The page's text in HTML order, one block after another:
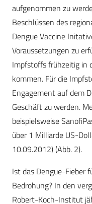
aufgenommen zu
Beschlüssen des
Dengue Vaccine
Voraussetzungen zu
Impfstoffs frühzeitig in
kommen. Für die
Engagement auf dem
Geschäft zu werden.
beispielsweise
über 1 Milliarde US-
10.09.2012) (Abb. 2).
Ist das Dengue-Fieber
Bedrohung? In den
Robert-Koch-Institut